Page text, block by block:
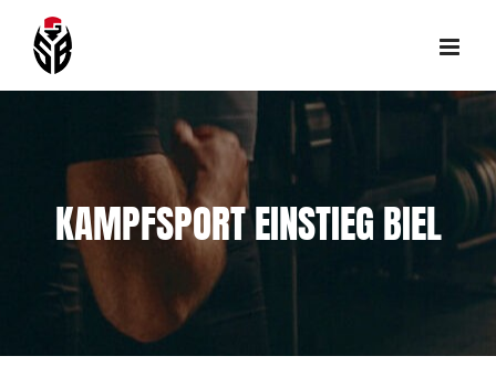
content
KAMPFSPORT EINSTIEG BIEL